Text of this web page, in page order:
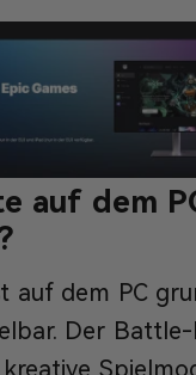
auf dem
auf dem PC
Der